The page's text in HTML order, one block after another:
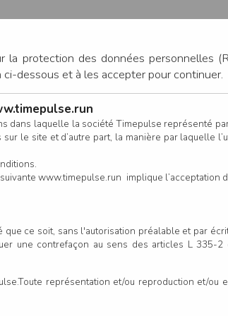
CONNEXION
protection des données personnelles
dessous et à les accepter pour continuer.
laquelle la société Timepulse représenté
le site et d’autre part, la manière par laquelle
www.timepulse.run implique
ce soit, sans l'autorisation préalable et par
une contrefaçon au sens des articles L 335-
représentation et/ou reproduction et/